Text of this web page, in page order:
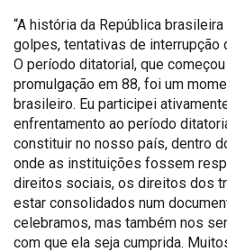
“A história da República
golpes, tentativas de interrupção
O período ditatorial, que
promulgação em 88, foi um
brasileiro. Eu participei
enfrentamento ao período
constituir no nosso país, dentro
onde as instituições fossem
direitos sociais, os direitos dos
estar consolidados num
celebramos, mas também nos
com que ela seja cumprida.